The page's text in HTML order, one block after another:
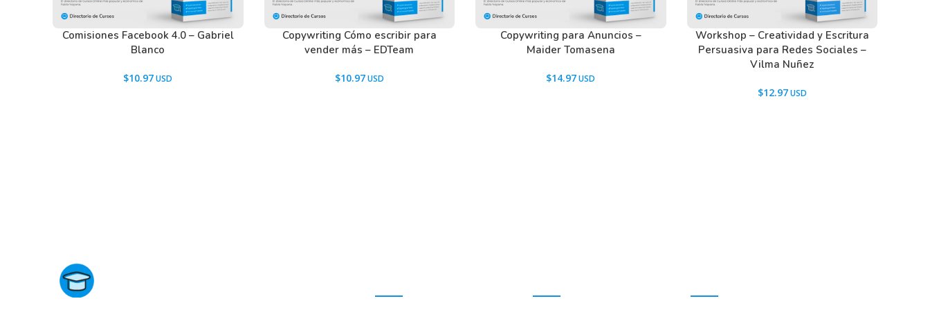
Veo a diario como personas que desean vivir de sus negocios a través de Internet desertan de su
sueño perdiendo su dinero, tiempo y esfuerzo.
Personas con un conocimiento que puede transformar la vida de miles, incluso de millones de
Y… mientras no lo soluciones, seguirás yendo de un lugar a otro, saltando de una estrategia a otra,
vendiendo poco o cero stock de tus productos o servicios a través de Internet.
Comisiones Facebook 4.0 – Gabriel
Blanco
$10.97
Copywriting Cómo escribir para
vender más – EDTeam
$10.97
Copywriting para Anuncios –
Maider Tomasena
$14.97
Workshop – Creatividad y Escritura
Persuasiva para Redes Sociales –
Vilma Nuñez
$12.97